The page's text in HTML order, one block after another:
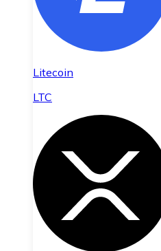
Litecoin
LTC